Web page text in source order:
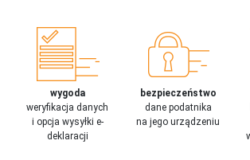
wygoda
weryfikacja danych
i opcja wysyłki e-
deklaracji
bezpieczeństwo
dane podatnika
na jego urządzeniu